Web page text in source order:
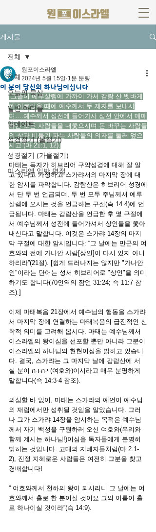
게시물
전체
오늘의 묵상
일반 아티클
업데이트
성경절기 (봄절기)
성경절기 (가을절기)
이스라엘 일반 명절
전체
이 분이 당신의 하나님이십니다
원포이스라엘
2024년 5월 15일 1분 분량
“그들이 예루살렘에 가까이 가서 감람 산 벳바게
에 이르렀을 때에 예수께서 두 제자를 보내시
며….예수께서 성전에 들어가사 성전 안에서 매매
하는 모든 사람들을 내쫓으시며 돈 바꾸는 사람들
의 상과 비둘기 파는 사람들의 의자를 둘러 엎으
시고”(마 21:1, 12).
마태는 독자가 히브리어 구약성경에 대해 잘 알
고 있다고 가정하고 스가랴서의 마지막 장에 대
한 암시를 파악합니다. 감람산은 히브리어 성경에
서 단 두 번 언급되며, 두 번 모두 주님께서 예루
살렘에 오시는 것을 언급하는 구절(슥 14:4)에 언
급됩니다. 마태는 감람산을 언급한 후 몇 구절에
서 예수님께서 성전에 들어가셔서 상인들을 쫓아
내신다고 말합니다. 이것은 스가랴 14장의 마지
막 구절에 대한 암시입니다: “그 날에는 만군의 여
호와의 전에 가나안 사람[상인]이 다시 있지 아니
하리라”(21절). [쉽게 드러나지는 않지만 "가나안
인"이라는 단어는 성서 히브리어로 "상인"을 의미
하기도 합니다(70인역의 잠언 31:24; 슥 11:7 참
조).]
이제 마태복음 21장에서 예수님의 행동을 스가랴
서 마지막 장에 연결하는 마태복음의 급진적인 신
학적 의미를 고려해 봅시다. 마태는 예수님께서
이스라엘의 왕이심을 선포할 뿐만 아니라 그분이
이스라엘의 하나님의 현현이심을 밝히고 있습니
다. 결국, 스가랴는 그 마지막 날에 감람산에 서
실 분이 י-ה-ו-ה (여호와)이시라고 매우 분명하게
말합니다(슥 14:3-4 참조).
의심할 바 없이, 마태는 스가랴의 예언이 예수님
의 재림에서만 성취될 것임을 알았습니다. 그러
나 그가 스가랴 14장을 암시하는 목적은 예수님
께서 자기 백성을 구원하러 오신 여호와(우리와
함께 계시는 하나님!)이심을 독자들에게 분명히
밝히는 것입니다. 고대의 지혜자들처럼(마 2:1-
2), 진정 지혜로운 사람들은 여전히 그분을 찾고
경배합니다!
“ 여호와께서 천하의 왕이 되시리니 그 날에는 여
호와께서 홀로 한 분이실 것이요 그의 이름이 홀
로 하나이실 것이라”(슥 14:9).